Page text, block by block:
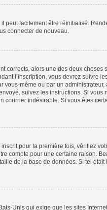
peut facilement être réinitialisé.
connecter de nouveau.
corrects, alors une des deux
l’inscription, vous devrez suivre
même ou par un
suivez les instructions. Si vous
indésirable. Si vous êtes
pour la première fois, vérifiez
compte pour une certaine raison.
de la base de données. Si tel
Unis qui exige que les sites